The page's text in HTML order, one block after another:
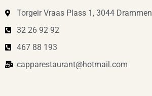
Torgeir Vraas Plass 1, 3044 Drammen
32 26 92 92
467 88 193
capparestaurant@hotmail.com